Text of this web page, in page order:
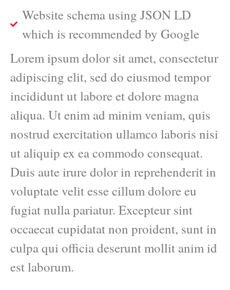
Website schema using JSON LD
which is recommended by Google
Lorem ipsum dolor sit amet, consectetur
adipiscing elit, sed do eiusmod tempor
incididunt ut labore et dolore magna
aliqua. Ut enim ad minim veniam, quis
nostrud exercitation ullamco laboris nisi
ut aliquip ex ea commodo consequat.
Duis aute irure dolor in reprehenderit in
voluptate velit esse cillum dolore eu
fugiat nulla pariatur. Excepteur sint
occaecat cupidatat non proident, sunt in
culpa qui officia deserunt mollit anim id
est laborum.